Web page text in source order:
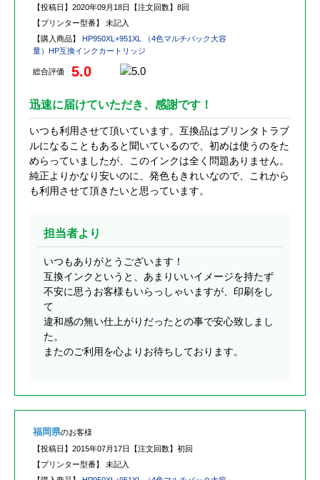
【投稿日】 2020年09月18日 【注文回数】 8回
【プリンター型番】 未記入
【購入商品】 HP950XL+951XL （4色マルチパック大容
量）HP互換インクカートリッジ
総合評価 5.0
迅速に届けていただき、感謝です！
いつも利用させて頂いています。互換品はプリンタトラブ
ルになることもあると聞いているので、初めは使うのをた
めらっていましたが、このインクは全く問題ありません。
純正よりかなり安いのに、発色もきれいなので、これから
も利用させて頂きたいと思っています。
担当者より
いつもありがとうございます！
互換インクというと、あまりいいイメージを持たず
不安に思うお客様もいらっしゃいますが、印刷をし
て
違和感の無い仕上がりだったとの事で安心致しまし
た。
またのご利用を心よりお待ちしております。
福岡県のお客様
【投稿日】 2015年07月17日 【注文回数】 初回
【プリンター型番】 未記入